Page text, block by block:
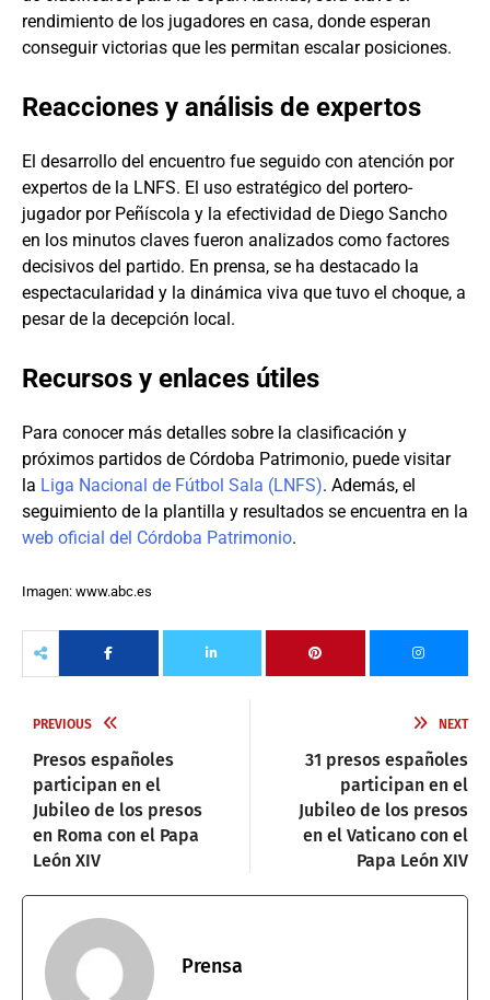
rendimiento de los jugadores en casa, donde esperan
conseguir victorias que les permitan escalar posiciones.
Reacciones y análisis de expertos
El desarrollo del encuentro fue seguido con atención por
expertos de la LNFS. El uso estratégico del portero-
jugador por Peñíscola y la efectividad de Diego Sancho
en los minutos claves fueron analizados como factores
decisivos del partido. En prensa, se ha destacado la
espectacularidad y la dinámica viva que tuvo el choque, a
pesar de la decepción local.
Recursos y enlaces útiles
Para conocer más detalles sobre la clasificación y
próximos partidos de Córdoba Patrimonio, puede visitar
la Liga Nacional de Fútbol Sala (LNFS). Además, el
seguimiento de la plantilla y resultados se encuentra en la
web oficial del Córdoba Patrimonio.
Imagen: www.abc.es
PREVIOUS
Presos españoles
participan en el
Jubileo de los presos
en Roma con el Papa
León XIV
NEXT
31 presos españoles
participan en el
Jubileo de los presos
en el Vaticano con el
Papa León XIV
Prensa